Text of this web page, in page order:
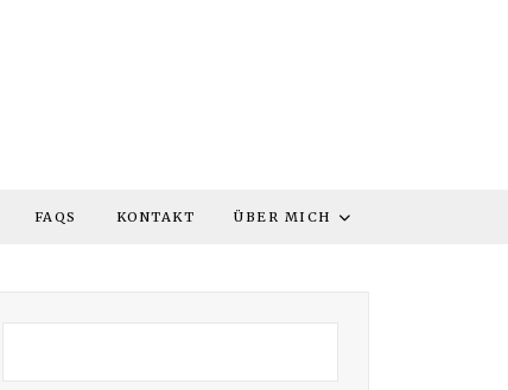
FAQS KONTAKT ÜBER MICH